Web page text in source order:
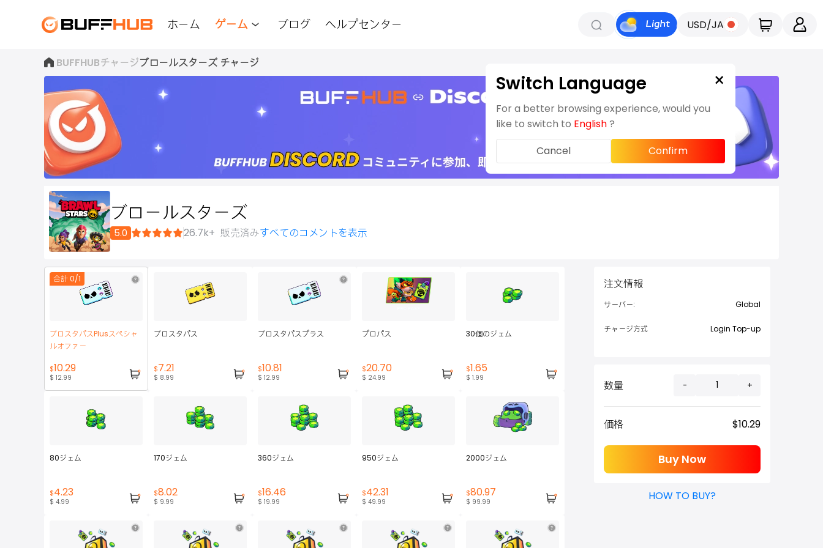
ホーム ゲーム ブログ ヘルプセンター USD/JA
BUFFHUBチャージブロールスターズ チャージ
今
す
ぐ
参
加
ブロールスターズ
5.0 26.7k+ 販売済みすべてのコメントを表示
合計 0/1
ブロスタパスPlusスペシャ
ルオファー
$10.29
$ 12.99
ブロスタパス
$7.21
$ 8.99
ブロスタパスプラス
$10.81
$ 12.99
プロパス
$20.70
$ 24.99
30個のジェム
$1.65
$ 1.99
80ジェム
$4.23
$ 4.99
170ジェム
$8.02
$ 9.99
360ジェム
$16.46
$ 19.99
950ジェム
$42.31
$ 49.99
2000ジェム
$80.97
$ 99.99
注文情報
サーバー: Global
チャージ方式 Login Top-up
数量 - +
価格 $10.29
Buy Now
HOW TO BUY?
Switch Language ×
For a better browsing experience, would you
like to switch to English?
Cancel
Confirm